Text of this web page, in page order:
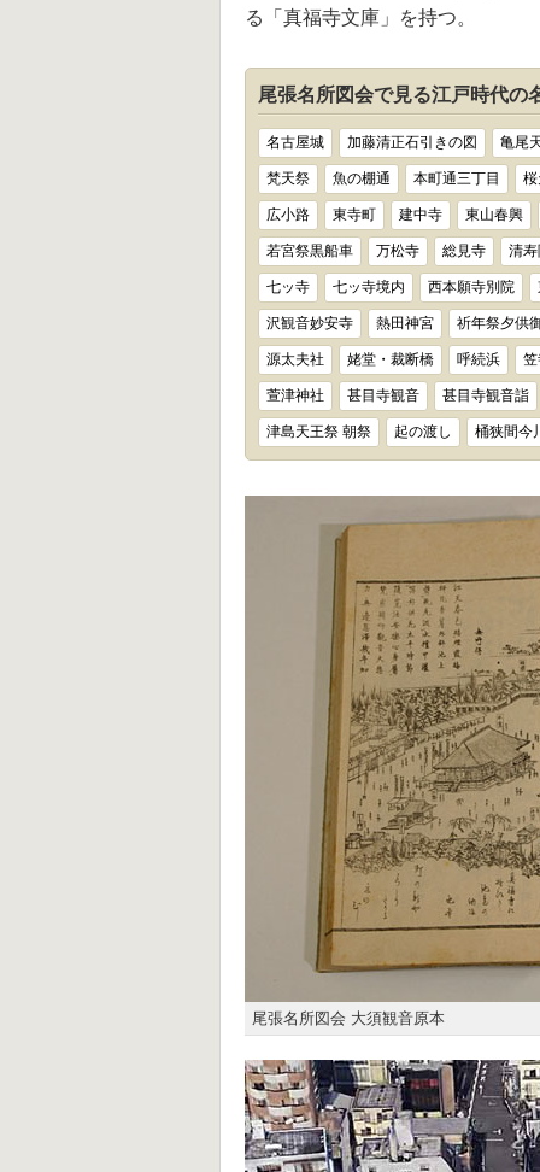
る「真福寺文庫」を持つ。
尾張名所図会で見る江戸時代の
名古屋城 加藤清正石引きの図 亀尾
梵天祭 魚の棚通 本町通三丁目
広小路 東寺町 建中寺 東山春興
若宮祭黒船車 万松寺 総見寺 清
七ッ寺 七ッ寺境内 西本願寺別院
沢観音妙安寺 熱田神宮 祈年祭夕供
源太夫社 姥堂・裁断橋 呼続浜
萱津神社 甚目寺観音 甚目寺観音詣
津島天王祭 朝祭 起の渡し 桶狭間今
尾張名所図会 大須観音原本